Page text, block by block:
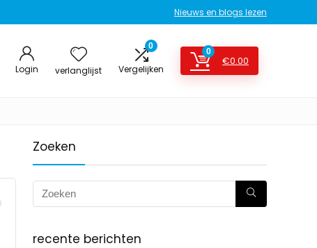
Nieuws en blogs lezen
Login verlanglijst
0
Vergelijken
0
€0.00
Zoeken
recente berichten